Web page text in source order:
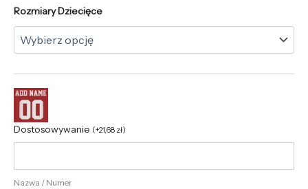
Rozmiary Dziecięce
Dostosowywanie (+21,68 zł)
Nazwa / Numer